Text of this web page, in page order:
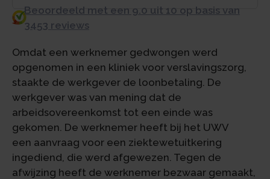
Beoordeeld met een 9.0 uit 10 op basis van
3453 reviews
Omdat een werknemer gedwongen werd
opgenomen in een kliniek voor verslavingszorg,
staakte de werkgever de loonbetaling. De
werkgever was van mening dat de
arbeidsovereenkomst tot een einde was
gekomen. De werknemer heeft bij het UWV
een aanvraag voor een ziektewetuitkering
ingediend, die werd afgewezen. Tegen de
afwijzing heeft de werknemer bezwaar gemaakt,